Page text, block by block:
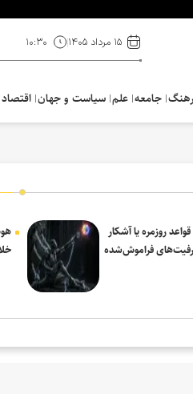
۱۵ مرداد ۱۴۰۵ ۱۰:۳۰
جامعه علم سیاست و جهان اقتصاد
روزمره یا آشکار
فراموش‌شده